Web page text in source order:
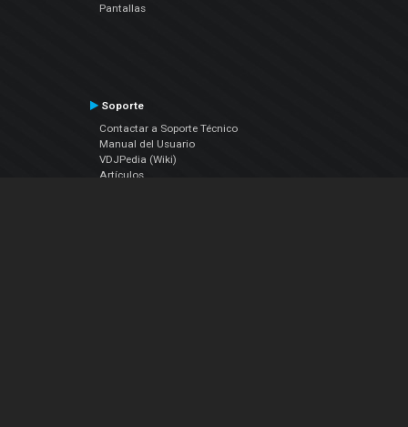
Pantallas
Soporte
Contactar a Soporte Técnico
Manual del Usuario
VDJPedia (Wiki)
Artículos